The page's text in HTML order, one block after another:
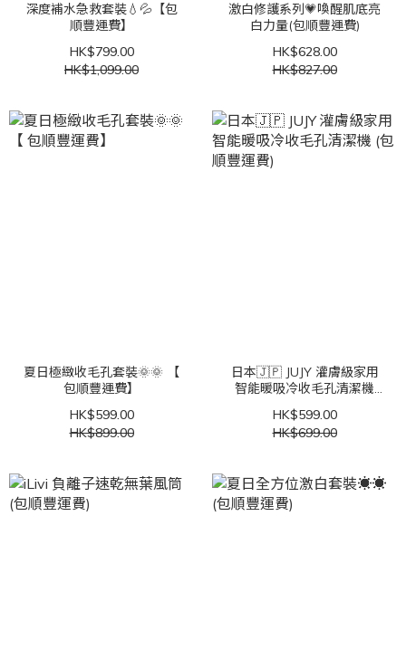
深度補水急救套裝💧💦【包
順豐運費】
HK$799.00
HK$1,099.00
激白修護系列💗喚醒肌底亮
白力量(包順豐運費)
HK$628.00
HK$827.00
夏日極緻收毛孔套裝🌞🌞 【
包順豐運費】
HK$599.00
HK$899.00
日本🇯🇵 JUJY 灌膚級家用
智能暖吸冷收毛孔清潔機
HK$599.00
HK$699.00